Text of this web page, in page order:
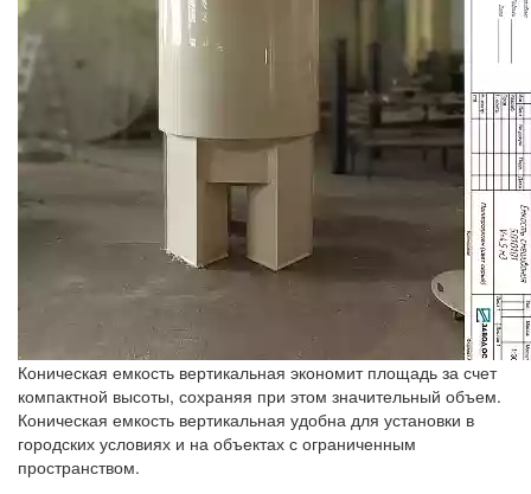
Коническая емкость вертикальная экономит площадь за счет
компактной высоты, сохраняя при этом значительный объем.
Коническая емкость вертикальная удобна для установки в
городских условиях и на объектах с ограниченным
пространством.